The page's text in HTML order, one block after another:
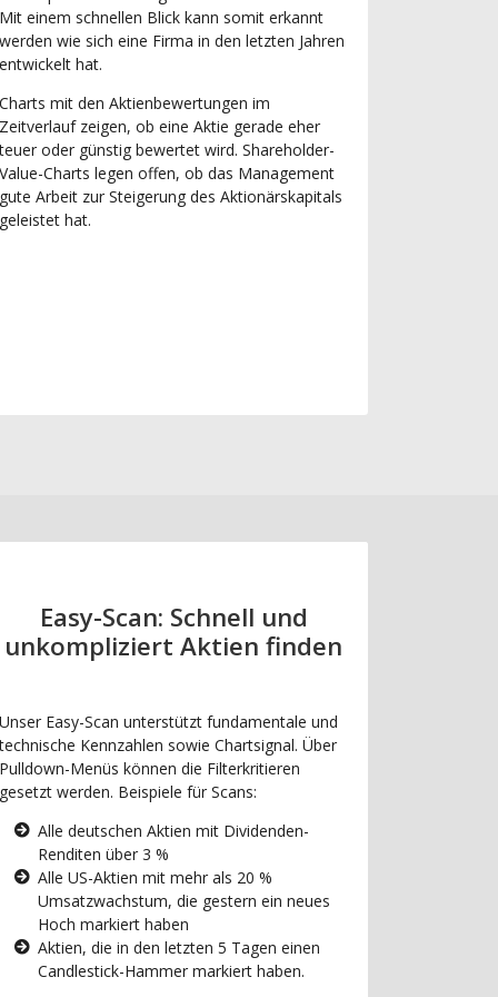
einem schnellen Blick kann somit erkannt
wie sich eine Firma in den letzten Jahren
hat.
mit den Aktienbewertungen im
zeigen, ob eine Aktie gerade eher
oder günstig bewertet wird. Shareholder-
Charts legen offen, ob das Management
Arbeit zur Steigerung des Aktionärskapitals
hat.
Easy-Scan: Schnell und
unkompliziert Aktien finden
Easy-Scan unterstützt fundamentale und
Kennzahlen sowie Chartsignal. Über
Menüs können die Filterkritieren
werden. Beispiele für Scans:
Alle deutschen Aktien mit Dividenden-
Renditen über 3 %
Alle US-Aktien mit mehr als 20 %
Umsatzwachstum, die gestern ein neues
Hoch markiert haben
Aktien, die in den letzten 5 Tagen einen
Candlestick-Hammer markiert haben.